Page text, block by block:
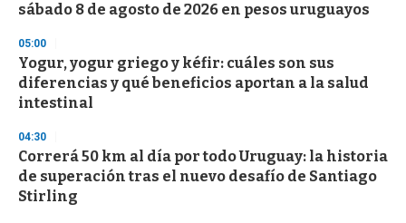
sábado 8 de agosto de 2026 en pesos uruguayos
05:00
Yogur, yogur griego y kéfir: cuáles son sus
diferencias y qué beneficios aportan a la salud
intestinal
04:30
Correrá 50 km al día por todo Uruguay: la historia
de superación tras el nuevo desafío de Santiago
Stirling